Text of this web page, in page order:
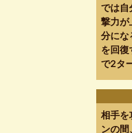
では自
撃力が
分にな
を回復
で2タ
相手を
ンの間